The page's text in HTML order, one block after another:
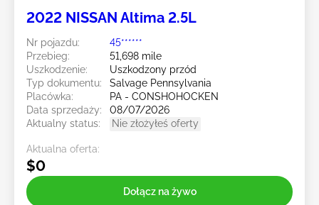
2022 NISSAN Altima 2.5L
Nr pojazdu:
45******
Przebieg:
51,698 mile
Uszkodzenie:
Uszkodzony przód
Typ dokumentu:
Salvage Pennsylvania
Placówka:
PA - CONSHOHOCKEN
Data sprzedaży:
08/07/2026
Aktualny status:
Nie złożyłeś oferty
Aktualna oferta:
$0
Dołącz na żywo